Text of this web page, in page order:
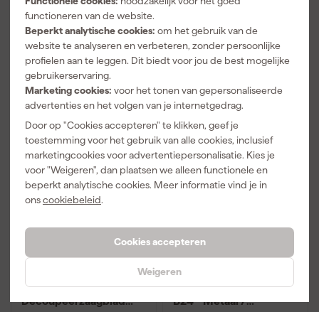
functioneren van de website.
Beperkt analytische cookies: om het gebruik van de
website te analyseren en verbeteren, zonder persoonlijke
profielen aan te leggen. Dit biedt voor jou de best mogelijke
gebruikerservaring.
Marketing cookies: voor het tonen van gepersonaliseerde
advertenties en het volgen van je internetgedrag.
Door op "Cookies accepteren" te klikken, geef je
toestemming voor het gebruik van alle cookies, inclusief
marketingcookies voor advertentiepersonalisatie. Kies je
voor "Weigeren", dan plaatsen we alleen functionele en
beperkt analytische cookies. Meer informatie vind je in
onscookiebeleid.
Cookies accepteren
Weigeren
- Hout / Metaal /
Kunststof
Morgen bezorgd
Adviesprijs 11,37
8,09
incl. BTW
Vergelijk
Morgen bezorgd
19,58
Vergelijk
101 BIF BiM
Decoupeerzaagblad
Makita A-85759 HSS
Decoupeerzaagblad
B24 - Metaal /